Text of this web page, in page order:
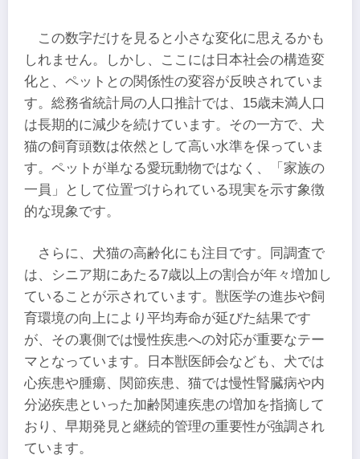
この数字だけを見ると小さな変化に思えるかも
しれません。しかし、ここには日本社会の構造変
化と、ペットとの関係性の変容が反映されていま
す。総務省統計局の人口推計では、15歳未満人口
は長期的に減少を続けています。その一方で、犬
猫の飼育頭数は依然として高い水準を保っていま
す。ペットが単なる愛玩動物ではなく、「家族の
一員」として位置づけられている現実を示す象徴
的な現象です。
さらに、犬猫の高齢化にも注目です。同調査で
は、シニア期にあたる7歳以上の割合が年々増加し
ていることが示されています。獣医学の進歩や飼
育環境の向上により平均寿命が延びた結果です
が、その裏側では慢性疾患への対応が重要なテー
マとなっています。日本獣医師会なども、犬では
心疾患や腫瘍、関節疾患、猫では慢性腎臓病や内
分泌疾患といった加齢関連疾患の増加を指摘して
おり、早期発見と継続的管理の重要性が強調され
ています。